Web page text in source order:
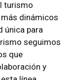
turismo
dinámicos
única para
seguimos
que
y